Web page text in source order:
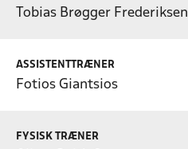
Tobias Brøgger Frederiksen
ASSISTENTTRÆNER
Fotios Giantsios
FYSISK TRÆNER